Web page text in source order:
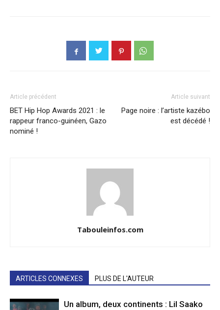
Article précédent
BET Hip Hop Awards 2021 : le
rappeur franco-guinéen, Gazo
nominé !
Article suivant
Page noire : l’artiste kazébo
est décédé !
Tabouleinfos.com
ARTICLES CONNEXES PLUS DE L'AUTEUR
Un album, deux continents : Lil Saako